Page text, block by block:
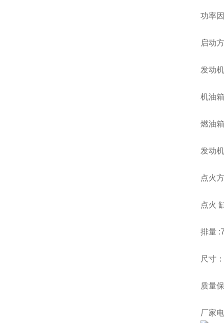
功率
启动
发动
机油
燃油
发动
点火
点火
排量
尺寸
质量
厂家